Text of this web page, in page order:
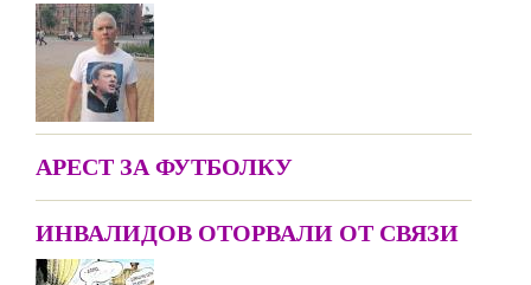
АРЕСТ ЗА ФУТБОЛКУ
ИНВАЛИДОВ ОТОРВАЛИ ОТ СВЯЗИ